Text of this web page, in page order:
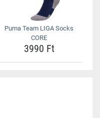
Puma Team LIGA Socks
CORE
3990 Ft